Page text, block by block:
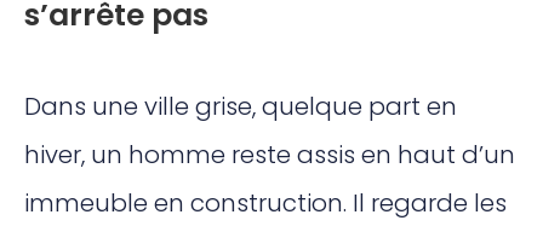
s’arrête pas
Dans une ville grise, quelque part en
hiver, un homme reste assis en haut d’un
immeuble en construction. Il regarde les